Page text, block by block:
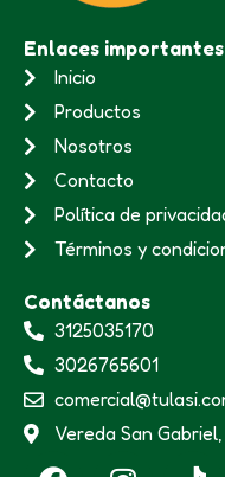
Enlaces importantes
Inicio
Productos
Nosotros
Contacto
Política de
Términos y
Contáctanos
3125035170
3026765601
Vereda San
F
I
T